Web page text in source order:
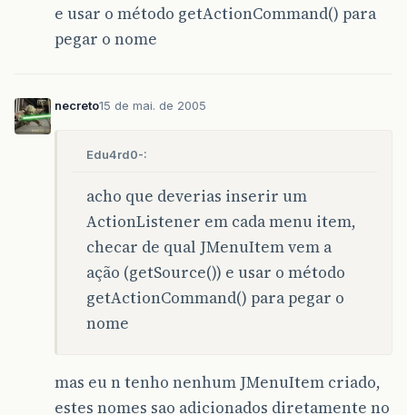
e usar o método getActionCommand() para
pegar o nome
necreto15 de mai. de 2005
Edu4rd0-:
acho que deverias inserir um
ActionListener em cada menu item,
checar de qual JMenuItem vem a
ação (getSource()) e usar o método
getActionCommand() para pegar o
nome
mas eu n tenho nenhum JMenuItem criado,
estes nomes sao adicionados diretamente no